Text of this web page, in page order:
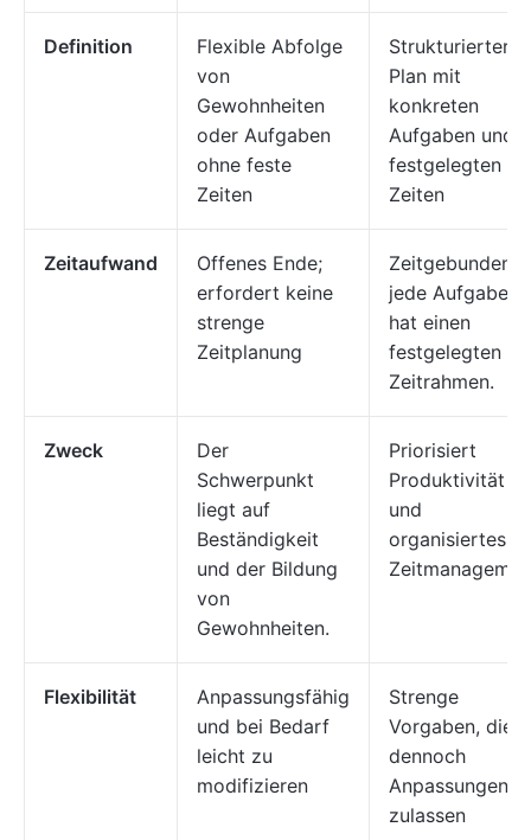
Definition
Flexible Abfolge
von
Gewohnheiten
oder Aufgaben
ohne feste
Zeiten
Strukturierter
Plan mit
konkreten
Aufgaben und
festgelegten
Zeiten
Zeitaufwand
Offenes Ende;
erfordert keine
strenge
Zeitplanung
Zeitgebunden;
jede Aufgabe
hat einen
festgelegten
Zeitrahmen.
Zweck
Der
Schwerpunkt
liegt auf
Beständigkeit
und der Bildung
von
Gewohnheiten.
Priorisiert
Produktivität
und
organisiertes
Flexibilität
Anpassungsfähig
und bei Bedarf
leicht zu
modifizieren
Strenge
Vorgaben, die
dennoch
Anpassungen
zulassen